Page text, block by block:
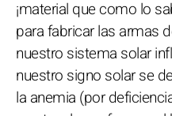
¡material que como lo
para fabricar las armas
nuestro sistema solar
nuestro signo solar se
la anemia (por